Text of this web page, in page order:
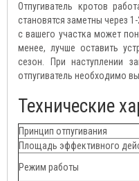
Отпугиватель кротов
становятся заметны через
с вашего участка может
менее, лучше оставить
сезон. При наступлении
отпугиватель необходимо
Технические
Принцип отпугивания
Площадь эффективного
Режим работы